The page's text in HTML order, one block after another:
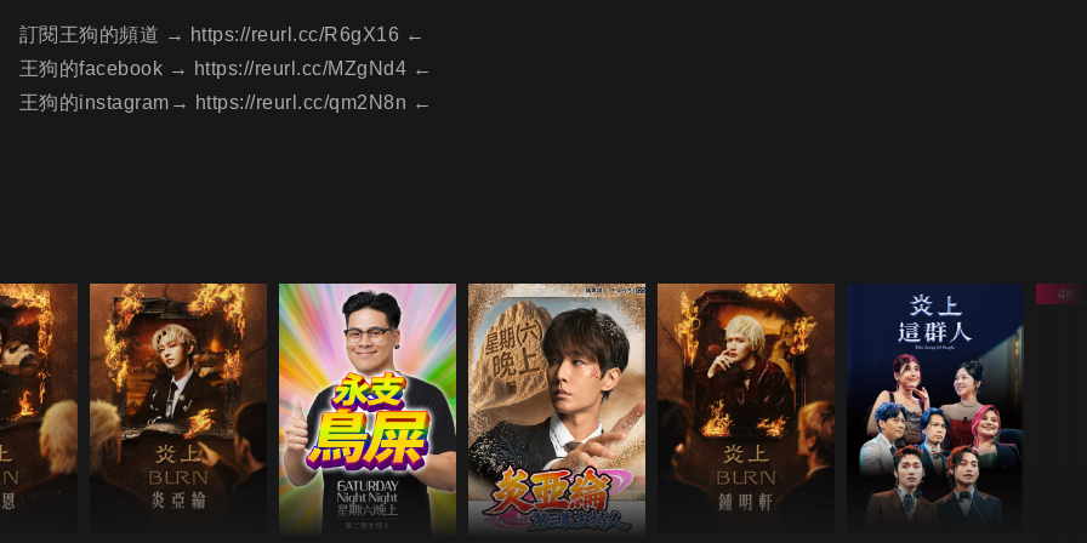
訂閱王狗的頻道 → https://reurl.cc/R6gX16​​ ←
王狗的facebook → https://reurl.cc/MZgNd4 ←
王狗的instagram→ https://reurl.cc/qm2N8n​ ←